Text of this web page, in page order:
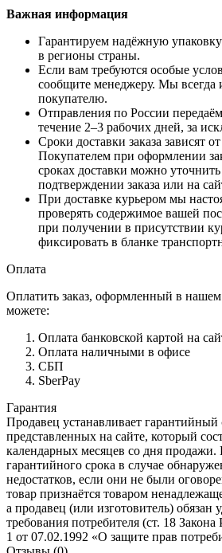
Важная информация
Гарантируем надёжную
в регионы страны.
Если вам требуются особые
сообщите менеджеру. Мы всегда
покупателю.
Отправления по России
течение 2–3 рабочих дней, за
Сроки доставки заказа зависят
Покупателем при оформлении
сроках доставки можно
подтверждении заказа или на
При доставке курьером мы
проверять содержимое вашей
при получении в присутствии
фиксировать в бланке
Оплата
Оплатить заказ, оформленный в
можете:
Оплата банковской картой на
Оплата наличными в офисе
СБП
SberPay
Гарантия
Продавец устанавливает гарантийный
представленных на сайте, который
календарных месяцев со дня продажи.
гарантийного срока в случае
недостатков, если они не были
товар признаётся товаром
а продавец (или изготовитель) обязан
требования потребителя (ст. 18
1 от 07.02.1992 «О защите прав